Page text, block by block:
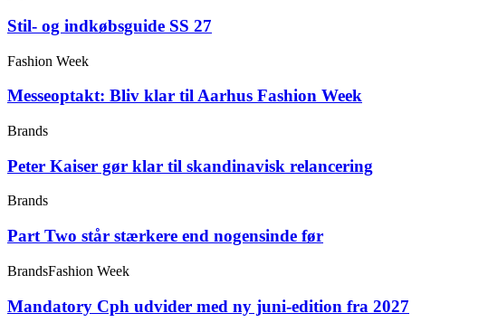
Stil- og indkøbsguide SS 27
Fashion Week
Messeoptakt: Bliv klar til Aarhus Fashion Week
Brands
Peter Kaiser gør klar til skandinavisk relancering
Brands
Part Two står stærkere end nogensinde før
BrandsFashion Week
Mandatory Cph udvider med ny juni-edition fra 2027